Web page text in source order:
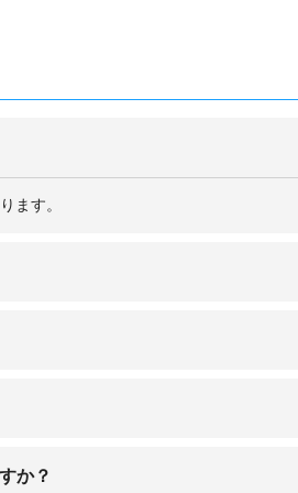
ます。
ります。
ほかブリティッシュ・エアウェイズや
込まれやすい立地です。政府関係の建
か？